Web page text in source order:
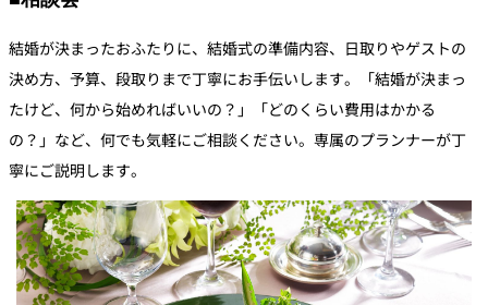
結婚が決まったおふたりに、結婚式の準備内容、日取りやゲストの
決め方、予算、段取りまで丁寧にお手伝いします。「結婚が決まっ
たけど、何から始めればいいの？」「どのくらい費用はかかる
の？」など、何でも気軽にご相談ください。専属のプランナーが丁
寧にご説明します。